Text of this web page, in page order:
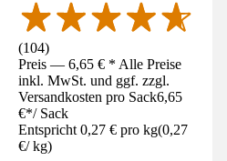
(104)
Preis — 6,65 € * Alle Preise
inkl. MwSt. und ggf. zzgl.
Versandkosten pro Sack6,65
€*/ Sack
Entspricht 0,27 € pro kg(0,27
€/ kg)